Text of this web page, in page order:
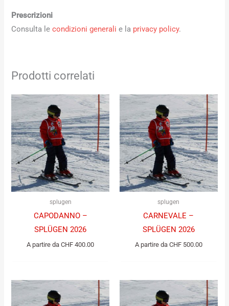
Prescrizioni
Consulta lecondizioni generali e la privacy policy.
Prodotti correlati
splugen
CAPODANNO –
SPLÜGEN 2026
A partire daCHF 400.00
splugen
CARNEVALE –
SPLÜGEN 2026
A partire da CHF500.00